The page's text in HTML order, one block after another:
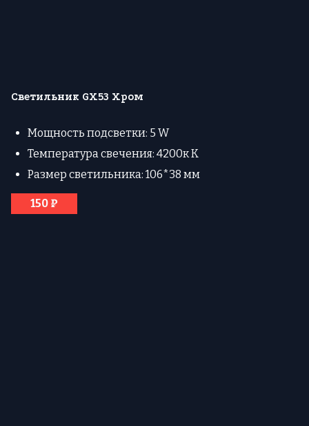
Светильник GX53 Хром
Мощность подсветки: 5 W
Температура свечения: 4200к К
Размер светильника: 106*38 мм
150 ₽